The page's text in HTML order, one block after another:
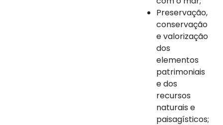
Preservação,
conservação
e valorização
dos
elementos
patrimoniais
e dos
recursos
naturais e
paisagísticos;